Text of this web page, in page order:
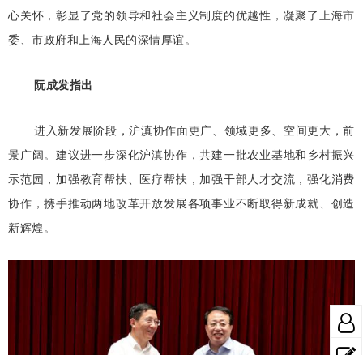
心关怀，彰显了党的领导和社会主义制度的优越性，凝聚了上海市
委、市政府和上海人民的深情厚谊。
阮成发指出
进入新发展阶段，沪滇协作面更广、领域更多、空间更大，前
景广阔。建议进一步深化沪滇协作，共建一批农业基地和乡村振兴
示范园，加强教育帮扶、医疗帮扶，加强干部人才交流，强化消费
协作，携手推动两地改革开放发展各项事业不断取得新成就、创造
新辉煌。